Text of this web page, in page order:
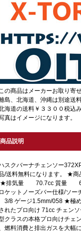
の商品はメーカーお取り寄
島、北海道、沖縄は別途送
海道の送料￥３３００税込
真はイメージになります。
商品説明
スクバーナチェンソー
/送料無料になります。 ★
★排気量 70.7cc 質量
ケットノーズバー仕様/ソ
8 ゲージ1.5mm/058 ★極
れたプロ向け 71cc チェン
クラスの本格プロ向けチェ
燃料消費と排出ガスを大幅